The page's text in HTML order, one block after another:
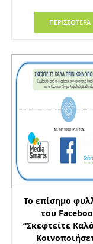
ΠΕΡΙΣΣΟΤΕΡΑ
Το επίσημο
του
“Σκεφτείτε